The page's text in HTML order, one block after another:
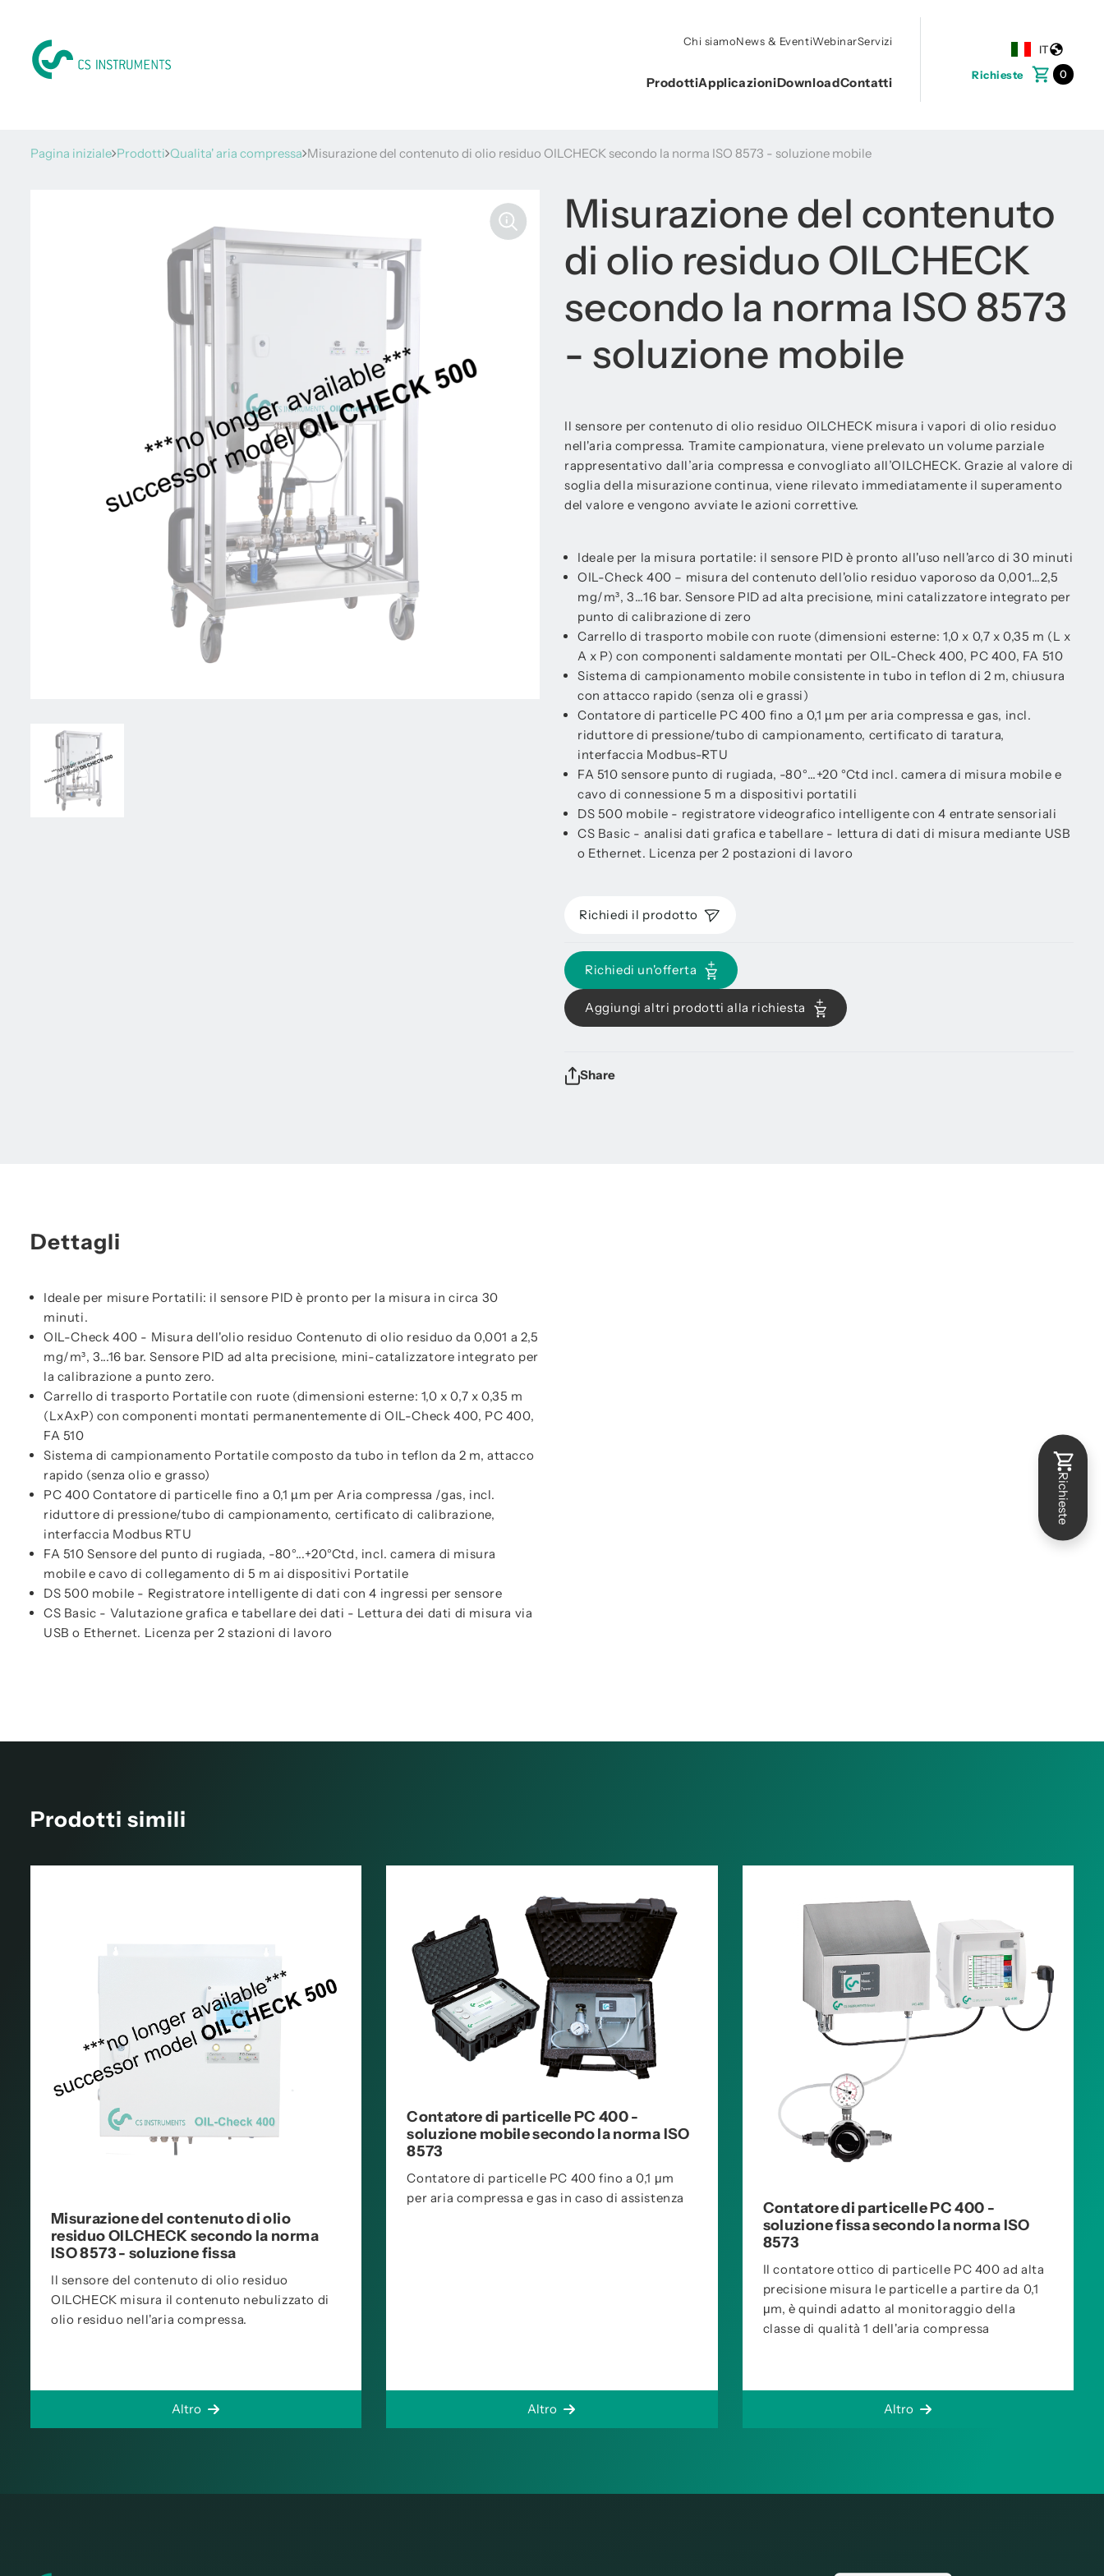
IT
Richieste
0
Chi siamoNews & EventiWebinarServizi
ProdottiApplicazioniDownloadContatti
Pagina iniziale Prodotti Qualita' aria compressa Misurazione del contenuto di olio residuo OILCHECK secondo la norma ISO 8573 - soluzione mobile
Misurazione del contenuto
di olio residuo OILCHECK
secondo la norma ISO 8573
- soluzione mobile
Il sensore per contenuto di olio residuo OILCHECK misura i vapori di olio residuo
nell'aria compressa. Tramite campionatura, viene prelevato un volume parziale
rappresentativo dall’aria compressa e convogliato all’OILCHECK. Grazie al valore di
soglia della misurazione continua, viene rilevato immediatamente il superamento
del valore e vengono avviate le azioni correttive.
Ideale per la misura portatile: il sensore PID è pronto all'uso nell'arco di 30 minuti
OIL-Check 400 – misura del contenuto dell'olio residuo vaporoso da 0,001…2,5
mg/m³, 3…16 bar. Sensore PID ad alta precisione, mini catalizzatore integrato per
punto di calibrazione di zero
Carrello di trasporto mobile con ruote (dimensioni esterne: 1,0 x 0,7 x 0,35 m (L x
A x P) con componenti saldamente montati per OIL-Check 400, PC 400, FA 510
Sistema di campionamento mobile consistente in tubo in teflon di 2 m, chiusura
con attacco rapido (senza oli e grassi)
Contatore di particelle PC 400 fino a 0,1 µm per aria compressa e gas, incl.
riduttore di pressione/tubo di campionamento, certificato di taratura,
interfaccia Modbus-RTU
FA 510 sensore punto di rugiada, -80°…+20 °Ctd incl. camera di misura mobile e
cavo di connessione 5 m a dispositivi portatili
DS 500 mobile - registratore videografico intelligente con 4 entrate sensoriali
CS Basic - analisi dati grafica e tabellare - lettura di dati di misura mediante USB
o Ethernet. Licenza per 2 postazioni di lavoro
Richiedi il prodotto
Richiedi un'offerta
Aggiungi altri prodotti alla richiesta
Share
Dettagli
Ideale per misure Portatili: il sensore PID è pronto per la misura in circa 30
minuti.
OIL-Check 400 - Misura dell'olio residuo Contenuto di olio residuo da 0,001 a 2,5
mg/m³, 3...16 bar. Sensore PID ad alta precisione, mini-catalizzatore integrato per
la calibrazione a punto zero.
Carrello di trasporto Portatile con ruote (dimensioni esterne: 1,0 x 0,7 x 0,35 m
(LxAxP) con componenti montati permanentemente di OIL-Check 400, PC 400,
FA 510
Sistema di campionamento Portatile composto da tubo in teflon da 2 m, attacco
rapido (senza olio e grasso)
PC 400 Contatore di particelle fino a 0,1 µm per Aria compressa /gas, incl.
riduttore di pressione/tubo di campionamento, certificato di calibrazione,
interfaccia Modbus RTU
FA 510 Sensore del punto di rugiada, -80°...+20°Ctd, incl. camera di misura
mobile e cavo di collegamento di 5 m ai dispositivi Portatile
DS 500 mobile - Registratore intelligente di dati con 4 ingressi per sensore
CS Basic - Valutazione grafica e tabellare dei dati - Lettura dei dati di misura via
USB o Ethernet. Licenza per 2 stazioni di lavoro
Prodotti simili
Misurazione del contenuto di olio
residuo OILCHECK secondo la norma
ISO 8573 - soluzione fissa
Il sensore del contenuto di olio residuo
OILCHECK misura il contenuto nebulizzato di
olio residuo nell'aria compressa.
Altro
Contatore di particelle PC 400 -
soluzione mobile secondo la norma ISO
8573
Contatore di particelle PC 400 fino a 0,1 μm
per aria compressa e gas in caso di assistenza
Altro
Contatore di particelle PC 400 -
soluzione fissa secondo la norma ISO
8573
Il contatore ottico di particelle PC 400 ad alta
precisione misura le particelle a partire da 0,1
μm, è quindi adatto al monitoraggio della
classe di qualità 1 dell'aria compressa
Altro
Richieste